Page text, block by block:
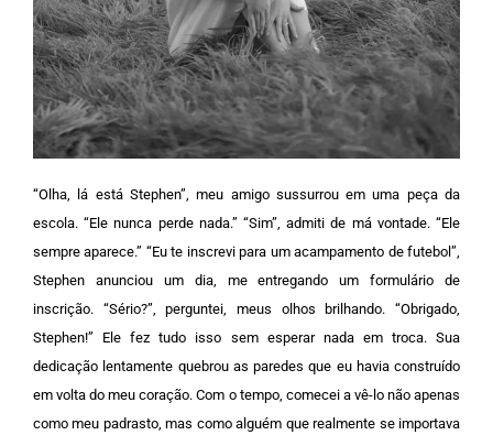
“Olha, lá está Stephen”, meu amigo sussurrou em uma peça da
escola. “Ele nunca perde nada.” “Sim”, admiti de má vontade. “Ele
sempre aparece.” “Eu te inscrevi para um acampamento de futebol”,
Stephen anunciou um dia, me entregando um formulário de
inscrição. “Sério?”, perguntei, meus olhos brilhando. “Obrigado,
Stephen!” E le fez tudo isso sem esperar nada em troca. Sua
dedicação lentamente quebrou as paredes que eu havia construído
em volta do meu coração. Com o tempo, comecei a vê-lo não apenas
como meu padrasto, mas como alguém que realmente se importava